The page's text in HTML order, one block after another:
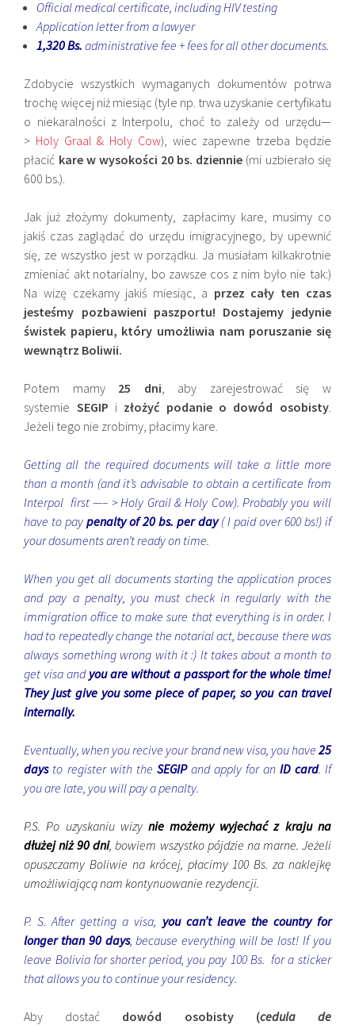
Official medical certificate, including HIV testing
Application letter from a lawyer
1,320 Bs. administrative fee + fees for all other documents.
Zdobycie wszystkich wymaganych dokumentów potrwa
trochę więcej niż miesiąc (tyle np. trwa uzyskanie certyfikatu
o niekaralności z Interpolu, choć to zależy od urzędu—
> Holy Graal & Holy Cow), wiec zapewne trzeba będzie
płacić kare w wysokości 20 bs. dziennie (mi uzbierało się
600 bs.).
Jak już złożymy dokumenty, zapłacimy kare, musimy co
jakiś czas zaglądać do urzędu imigracyjnego, by upewnić
się, ze wszystko jest w porządku. Ja musiałam kilkakrotnie
zmieniać akt notarialny, bo zawsze cos z nim było nie tak:)
Na wizę czekamy jakiś miesiąc, a przez cały ten czas
jesteśmy pozbawieni paszportu! Dostajemy jedynie
świstek papieru, który umożliwia nam poruszanie się
wewnątrz Boliwii.
Potem mamy 25 dni, aby zarejestrować się w
systemie SEGIP i złożyć podanie o dowód osobisty.
Jeżeli tego nie zrobimy, płacimy kare.
Getting all the required documents will take a little more
than a month (and it’s advisable to obtain a certificate from
Interpol first —– >Holy Grail & Holy Cow). Probably you will
have to paypenalty of 20 bs. per day( I paid over 600 bs!) if
your dosuments aren’t ready on time.
When you get all documents starting the application proces
and pay a penalty, you must check in regularly with the
immigration office to make sure that everything is in order. I
had to repeatedly change the notarial act, because there was
always something wrong with it :) It takes about a month to
get visa and you are without a passport for the whole time!
They just give you some piece of paper, so you can travel
internally.
Eventually, when you recive your brand new visa, you have25
daysto register with the SEGIPand apply for anID card. If
you are late, you will pay a penalty.
P.S. Po uzyskaniu wizy nie możemy wyjechać z kraju na
dłużej niż 90 dni, bowiem wszystko pójdzie na marne. Jeżeli
opuszczamy Boliwie na krócej, płacimy 100 Bs. za naklejkę
umożliwiającą nam kontynuowanie rezydencji.
P. S. After getting a visa, you can’t leave the country for
longer than 90 days, because everything will be lost! If you
leave Bolivia for shorter period, you pay 100 Bs. for a sticker
that allows you to continue your residency.
Aby dostać dowód osobisty (cedula de